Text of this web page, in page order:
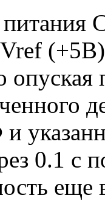
0.1 с
еще